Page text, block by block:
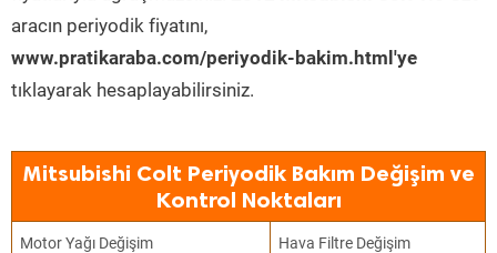
aracın periyodik fiyatını,
www.pratikaraba.com/periyodik-bakim.html'ye
tıklayarak hesaplayabilirsiniz.
Mitsubishi Colt Periyodik Bakım Değişim ve
Kontrol Noktaları
Motor Yağı Değişim Hava Filtre Değişim